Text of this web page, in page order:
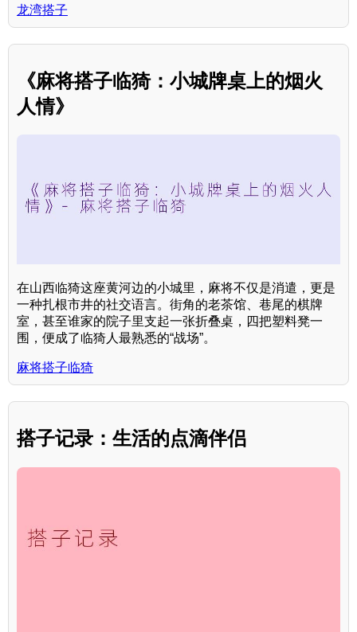
龙湾搭子
《麻将搭子临猗：小城牌桌上的烟火
人情》
在山西临猗这座黄河边的小城里，麻将不仅是消遣，更是
一种扎根市井的社交语言。街角的老茶馆、巷尾的棋牌
室，甚至谁家的院子里支起一张折叠桌，四把塑料凳一
围，便成了临猗人最熟悉的“战场”。
麻将搭子临猗
搭子记录：生活的点滴伴侣